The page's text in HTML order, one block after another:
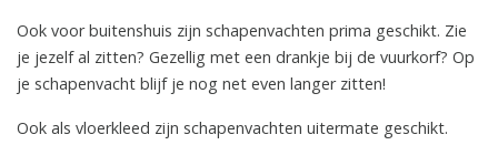
Ook voor buitenshuis zijn schapenvachten prima geschikt. Zie
je jezelf al zitten? Gezellig met een drankje bij de vuurkorf? Op
je schapenvacht blijf je nog net even langer zitten!
Ook als vloerkleed zijn schapenvachten uitermate geschikt.